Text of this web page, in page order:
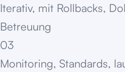
Iterativ, mit Rollbacks,
Betreuung
03
Monitoring, Standards,